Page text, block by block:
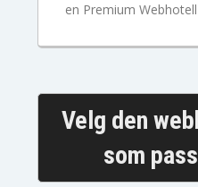
en Premium
Velg den
som